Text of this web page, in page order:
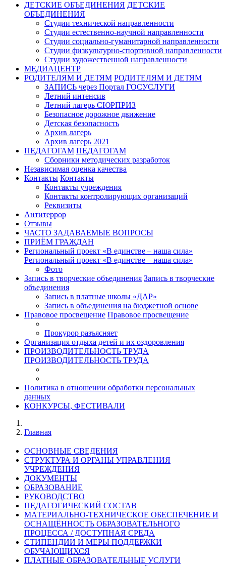
ДЕТСКИЕ ОБЪЕДИНЕНИЯ ДЕТСКИЕ
ОБЪЕДИНЕНИЯ
Студии технической направленности
Студии естественно-научной направленности
Студии социально-гуманитарной направленности
Студии физкультурно-спортивной направленности
Студии художественной направленности
МЕДИАЦЕНТР
РОДИТЕЛЯМ И ДЕТЯМ РОДИТЕЛЯМ И ДЕТЯМ
ЗАПИСЬ через Портал ГОСУСЛУГИ
Летний интенсив
Летний лагерь СЮРПРИЗ
Безопасное дорожное движение
Детская безопасность
Архив лагерь
Архив лагерь 2021
ПЕДАГОГАМ ПЕДАГОГАМ
Сборники методических разработок
Независимая оценка качества
Контакты Контакты
Контакты учреждения
Контакты контролирующих организаций
Реквизиты
Антитеррор
Отзывы
ЧАСТО ЗАДАВАЕМЫЕ ВОПРОСЫ
ПРИЁМ ГРАЖДАН
Региональный проект «В единстве – наша сила»
Региональный проект «В единстве – наша сила»
Фото
Запись в творческие объединения Запись в творческие
объединения
Запись в платные школы «ДАР»
Запись в объединения на бюджетной основе
Правовое просвещение Правовое просвещение
Прокурор разъясняет
Организация отдыха детей и их оздоровления
ПРОИЗВОДИТЕЛЬНОСТЬ ТРУДА
ПРОИЗВОДИТЕЛЬНОСТЬ ТРУДА
Политика в отношении обработки персональных
данных
КОНКУРСЫ, ФЕСТИВАЛИ
Главная
ОСНОВНЫЕ СВЕДЕНИЯ
СТРУКТУРА И ОРГАНЫ УПРАВЛЕНИЯ
УЧРЕЖДЕНИЯ
ДОКУМЕНТЫ
ОБРАЗОВАНИЕ
РУКОВОДСТВО
ПЕДАГОГИЧЕСКИЙ СОСТАВ
МАТЕРИАЛЬНО-ТЕХНИЧЕСКОЕ ОБЕСПЕЧЕНИЕ И
ОСНАЩЁННОСТЬ ОБРАЗОВАТЕЛЬНОГО
ПРОЦЕССА / ДОСТУПНАЯ СРЕДА
СТИПЕНДИИ И МЕРЫ ПОДДЕРЖКИ
ОБУЧАЮЩИХСЯ
ПЛАТНЫЕ ОБРАЗОВАТЕЛЬНЫЕ УСЛУГИ